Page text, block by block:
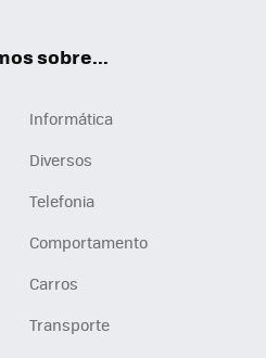
sobre...
Informática
Diversos
Telefonia
Comportamento
Carros
Transporte